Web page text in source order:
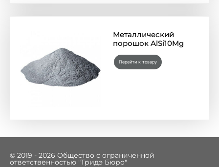
Металлический
порошок AlSi10Mg
Перейти к товару
© 2019 - 2026 Общество с ограниченной
ответственностью "Тридэ Бюро"